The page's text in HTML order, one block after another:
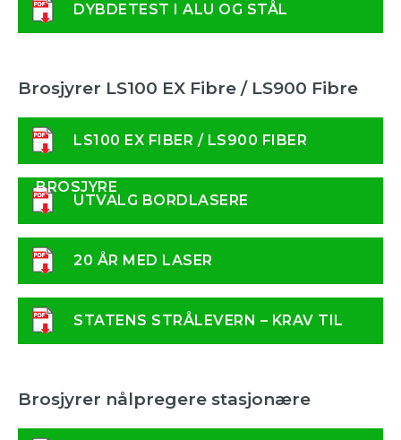
DYBDETEST I ALU OG STÅL
Brosjyrer LS100 EX Fibre / LS900 Fibre
LS100 EX FIBER / LS900 FIBER
BROSJYRE
UTVALG BORDLASERE
20 ÅR MED LASER
STATENS STRÅLEVERN – KRAV TIL
Brosjyrer nålpregere stasjonære